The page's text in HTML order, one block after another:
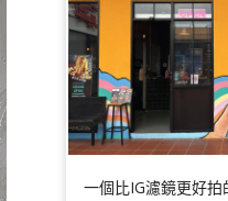
一個比IG濾鏡更好